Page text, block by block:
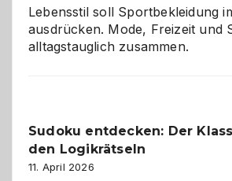
Lebensstil soll Sportbekleidung
ausdrücken. Mode, Freizeit und
alltagstauglich zusammen.
Sudoku entdecken: Der
den Logikrätseln
11. April 2026